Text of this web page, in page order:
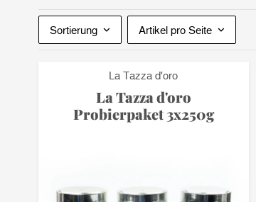
Sortierung Artikel pro Seite
La Tazza d'oro
La Tazza d'oro
Probierpaket 3x250g